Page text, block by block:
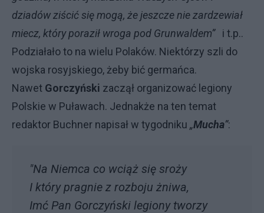
dziadów ziścić się mogą, że jeszcze nie zardzewiał
miecz, który poraził wroga pod Grunwaldem” i t.p..
Podziałało to na wielu Polaków. Niektórzy szli do
wojska rosyjskiego, żeby bić germańca.
Nawet Gorczyński zaczął organizować legiony
Polskie w Puławach. Jednakże na ten temat
redaktor Buchner napisał w tygodniku „Mucha”:
"Na Niemca co wciąż się sroży
I który pragnie z rozboju żniwa,
Imć Pan Gorczyński legiony tworzy